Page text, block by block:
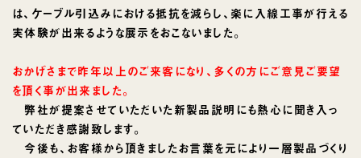
は、ケーブル引込みにおける抵抗を減らし、楽に入線工事が行える
実体験が出来るような展示をおこないました。
おかげさまで昨年以上のご来客になり、多くの方にご意見ご要望
を頂く事が出来ました。
弊社が提案させていただいた新製品説明にも熱心に聞き入っ
ていただき感謝致します。
今後も、お客様から頂きましたお言葉を元により一層製品づくり